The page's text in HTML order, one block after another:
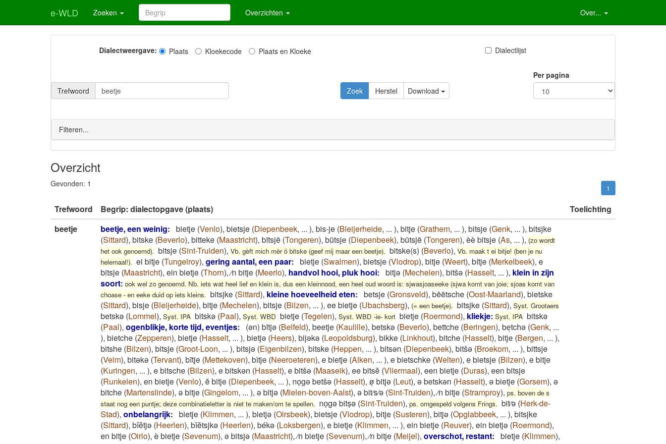
e-WLD Zoeken Overzichten Over...
Dialectweergave: Plaats Kloekecode Plaats en Kloeke Dialectlijst
Trefwoord Download
Per pagina
Filteren...
Overzicht
Gevonden: 1 1
Trefwoord Begrip: dialectopgave (plaats)
Toelichting
beetje
beetje, een weinig: bietje (Venlo), bietsje (Diepenbeek, ... ), bis-je (Bleijerheide, ... ), bitje (Grathem, ... ), bitsje (Genk, ... ), bitsjke
(Sittard), bitske (Beverlo), bitteke (Maastricht), bïtsjë (Tongeren), bütsje (Diepenbeek), bütsjë (Tongeren), èè bitsje (As, ... ), (zo wordt
het ook genoemd). bitsje (Sint-Truiden), Vb. gèft mich mèr ö bitske (geef mij maar een beetje). bitske(s) (Beverlo), Vb. maak t ei bitje! (ben je nu
helemaal!). ei bitje (Tungelroy), gering aantal, een paar: bietje (Swalmen), bietsje (Vlodrop), bitje (Weert), bítje (Merkelbeek), e
bitsje (Maastricht), ein bietje (Thorn),⁄n bitje (Meerlo), handvol hooi, pluk hooi: bitjǝ (Mechelen), bitšǝ (Hasselt, ... ), klein in zijn
soort: ook wel zo genoemd. Nb. iets wat heel lief en klein is, dus een kleinnood, een heel oud woord is: sjwasjoaseeke (sjwa komt van joie; sjoas komt van
choase - en eeke duid op iets kleins. bitsjke (Sittard), kleine hoeveelheid eten: betsje (Gronsveld), bēētsche (Oost-Maarland), bietske
(Sittard), bisje (Bleijerheide), bitje (Mechelen), bitsje (Bilzen, ... ), ee bietje (Ubachsberg), (= een beetje). bitsjke (Sittard), Syst. Grootaers
betskə (Lommel), Syst. IPA bitskə (Paal), Syst. WBD bietje (Tegelen), Syst. WBD -ie- kort bietje (Roermond), kliekje: Syst. IPA bitskə
(Paal), ogenblikje, korte tijd, eventjes: (ən) bītjə (Belfeld), beetje (Kaulille), betskə (Beverlo), bettche (Beringen), beͅtchə (Genk, ...
), bietche (Zepperen), bietje (Hasselt, ... ), bietjə (Heers), bijəkə (Leopoldsburg), bikke (Linkhout), bitche (Hasselt), bitje (Bergen, ... ),
bitshe (Bilzen), bitsje (Groot-Loon, ... ), bitsjə (Eigenbilzen), bitske (Heppen, ... ), bitsən (Diepenbeek), bitšə (Broekom, ... ), bittsje
(Velm), bitəkə (Tervant), bītje (Mettekoven), bìtje (Neeroeteren), e bietje (Alken, ... ), e bietschke (Welten), e bietsje (Bilzen), e bitje
(Kuringen, ... ), e bitsche (Bilzen), e bitskən (Hasselt), e bitšə (Maaseik), ee bitsĕ (Vliermaal), een bietje (Duras), een bitsje
(Runkelen), en bietje (Venlo), ĕ bitje (Diepenbeek, ... ), noͅgə betšə (Hasselt), øͅ bitjə (Leut), ə betskən (Hasselt), ə bietje (Gorsem), ə
bitche (Martenslinde), ə bitje (Gingelom, ... ), ə bitjə (Mielen-boven-Aalst), ə bit⁄s⁄ə (Sint-Truiden),⁄n bitje (Stramproy), ps. boven de s
staat nog een puntje; deze combinatieletter is niet te maken/om te spellen. noͅgə bitṣə (Sint-Truiden), ps. omgespeld volgens Frings. bit⁄ə (Herk-de-
Stad), onbelangrijk: bietje (Klimmen, ... ), bietjə (Oirsbeek), bietsje (Vlodrop), bitje (Susteren), bitjə (Opglabbeek, ... ), bitsjke
(Sittard), bĭĕtjə (Heerlen), bĭĕtsjkə (Heerlen), békə (Loksbergen), e bietje (Klimmen, ... ), ein bietje (Reuver), ein bietjə (Roermond),
en bitje (Oirlo), è bietje (Sevenum), ə bitsjə (Maastricht),⁄n bietje (Sevenum),⁄n bitje (Meijel), overschot, restant: bietje (Klimmen),